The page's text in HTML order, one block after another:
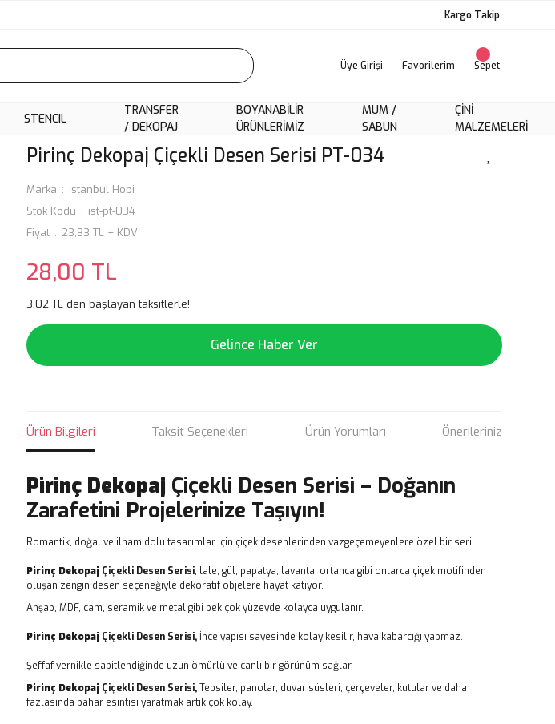
Kargo Takip
Üye Girişi Favorilerim Sepet
STENCIL
TRANSFER
/ DEKOPAJ
BOYANABILIR
ÜRÜNLERIMIZ
MUM /
SABUN
ÇINI
MALZEMELERI
Pirinç Dekopaj Çiçekli Desen Serisi PT-034
Marka
İstanbul Hobi
Stok Kodu
ist-pt-034
Fiyat
23,33 TL + KDV
28,00 TL
3,02 TL den başlayan taksitlerle!
Gelince Haber Ver
Ürün Bilgileri Taksit Seçenekleri Ürün Yorumları Önerileriniz
Pirinç Dekopaj Çiçekli Desen Serisi – Doğanın
Zarafetini Projelerinize Taşıyın!
Romantik, doğal ve ilham dolu tasarımlar için çiçek desenlerinden vazgeçemeyenlere özel bir seri!
Pirinç Dekopaj Çiçekli Desen Serisi, lale, gül, papatya, lavanta, ortanca gibi onlarca çiçek motifinden
oluşan zengin desen seçeneğiyle dekoratif objelere hayat katıyor.
Ahşap, MDF, cam, seramik ve metal gibi pek çok yüzeyde kolayca uygulanır.
Pirinç Dekopaj Çiçekli Desen Serisi, İnce yapısı sayesinde kolay kesilir, hava kabarcığı yapmaz.
Şeffaf vernikle sabitlendiğinde uzun ömürlü ve canlı bir görünüm sağlar.
Pirinç Dekopaj Çiçekli Desen Serisi,Tepsiler, panolar, duvar süsleri, çerçeveler, kutular ve daha
fazlasında bahar esintisi yaratmak artık çok kolay.